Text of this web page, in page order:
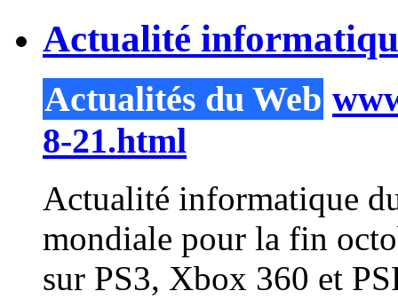
Actualité
Actualités du Web
8-21.html
Actualité informatique
mondiale pour la fin
sur PS3, Xbox 360 et